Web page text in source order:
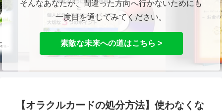
そんなあなたが、間違った方向へ行かないためにも
一度目を通してみてください。
素敵な未来への道はこちら >
【オラクルカードの処分方法】使わなくな